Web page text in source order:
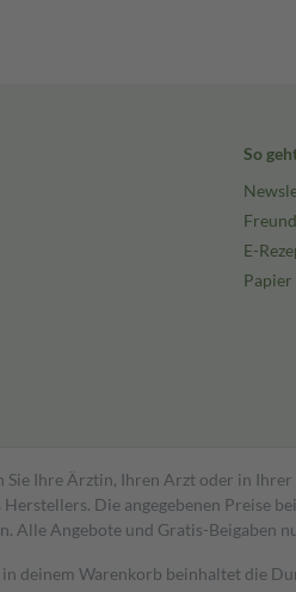
So
E-
Papier
Sie Ihre Ärztin, Ihren Arzt oder in
Die angegebenen Preise
Angebote und Gratis-Beigaben
deinem Warenkorb beinhaltet die